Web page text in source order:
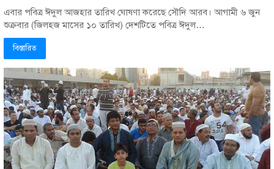
এবার পবিত্র ঈদুল আজহার তারিখ ঘোষণা করেছে সৌদি আরব। আগামী ৬ জুন
শুক্রবার (জিলহজ মাসের ১০ তারিখ) দেশটিতে পবিত্র ঈদুল…
বিস্তারিত